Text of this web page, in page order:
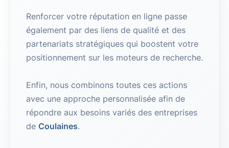
Renforcer votre réputation en ligne passe
également par des liens de qualité et des
partenariats stratégiques qui boostent votre
positionnement sur les moteurs de recherche.
Enfin, nous combinons toutes ces actions
avec une approche personnalisée afin de
répondre aux besoins variés des entreprises
de Coulaines.